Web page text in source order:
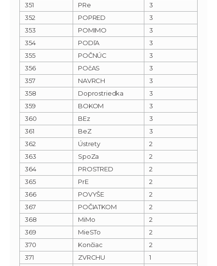
351
PRe
3
352
POPRED
3
353
POMIMO
3
354
PODľA
3
355
POČNÚC
3
356
POčAS
3
357
NAVRCH
3
358
Doprostriedka
3
359
BOKOM
3
360
BEz
3
361
BeZ
3
362
Ústrety
2
363
SpoZa
2
364
PROSTRED
2
365
PrE
2
366
POVYŠE
2
367
POČIATKOM
2
368
MiMo
2
369
MieSTo
2
370
Končiac
2
371
ZVRCHU
1